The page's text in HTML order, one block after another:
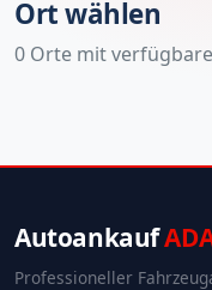
Ort wählen
0 Orte mit
Autoankauf
Professioneller